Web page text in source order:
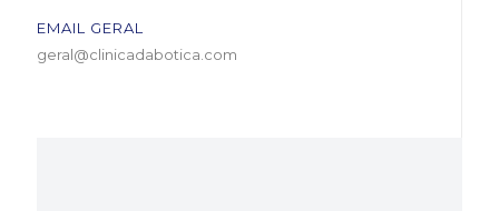
EMAIL GERAL
geral@clinicadabotica.com